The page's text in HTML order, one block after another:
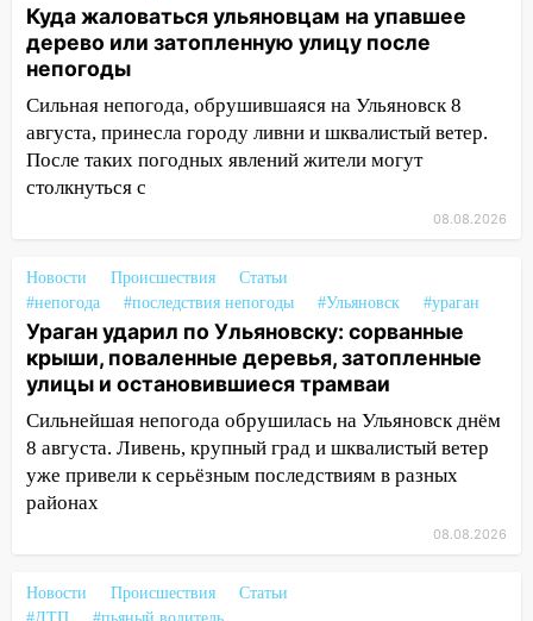
13:47 На Нижней Террасе мощным
ветром вырвало дерево с корнем
13:46 Сильный ветер сорвал крышу с
СТО на проспекте Созидателей
13:35 Непогода продолжает бить по
транспорту: в Ульяновске трамвай
13:22
Упавшие деревья перекрыли
дороги в Ульяновске: фото
13:17 Непогода в Ульяновске не
закончится сегодня: сильные ливни
сохранятся 9 августа
13:15 Трижды «брал в долг» без спроса:
житель Вешкаймского района похитил у
знакомого 191 тысячу рублей
13:12
Дерево пробило крышу дома на
Куда жаловаться ульяновцам на упавшее
дерево или затопленную улицу после
непогоды
Сильная непогода, обрушившаяся на Ульяновск 8
августа, принесла городу ливни и шквалистый ветер.
После таких погодных явлений жители могут
столкнуться с
08.08.2026
Новости Происшествия
Статьи
#непогода
#последствия непогоды #Ульяновск #ураган
Ураган ударил по Ульяновску: сорванные
крыши, поваленные деревья, затопленные
улицы и остановившиеся трамваи
Сильнейшая непогода обрушилась на Ульяновск днём
8 августа. Ливень, крупный град и шквалистый ветер
уже привели к серьёзным последствиям в разных
районах
08.08.2026
Новости Происшествия
Статьи